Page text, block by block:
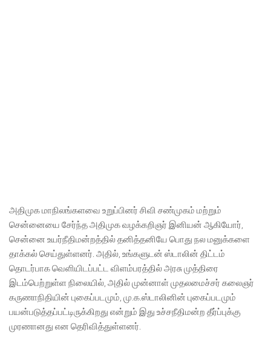
அதிமுக மாநிலங்களவை உறுப்பினர் சிவி சண்முகம் மற்றும்
சென்னையை சேர்ந்த அதிமுக வழக்கறிஞர் இனியன் ஆகியோர்,
சென்னை உயர்நீதிமன்றத்தில் தனித்தனியே பொது நல மனுக்களை
தாக்கல் செய்துள்ளனர். அதில், உங்களுடன் ஸ்டாலின் திட்டம்
தொடர்பாக வெளியிடப்பட்ட விளம்பரத்தில் அரசு முத்திரை
இடம்பெற்றுள்ள நிலையில், அதில் முன்னாள் முதலமைச்சர் கலைஞர்
கருணாநிதியின் புகைப்படமும், மு.க.ஸ்டாலினின் புகைப்படமும்
பயன்படுத்தப்பட்டிருக்கிறது என்றும் இது உச்சநீதிமன்ற தீர்ப்புக்கு
முரணானது என தெரிவித்துள்ளனர்.